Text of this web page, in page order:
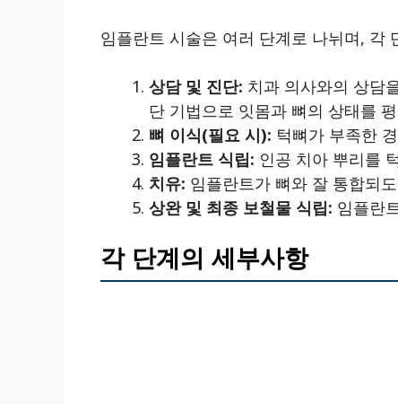
임플란트 시술은 여러 단계로 나뉘며, 각
상담 및 진단: 치과 의사와의 상담
단 기법으로 잇몸과 뼈의 상태를
뼈 이식(필요 시): 턱뼈가 부족한
임플란트 식립: 인공 치아 뿌리를
치유: 임플란트가 뼈와 잘 통합되
상완 및 최종 보철물 식립: 임플란
각 단계의 세부사항